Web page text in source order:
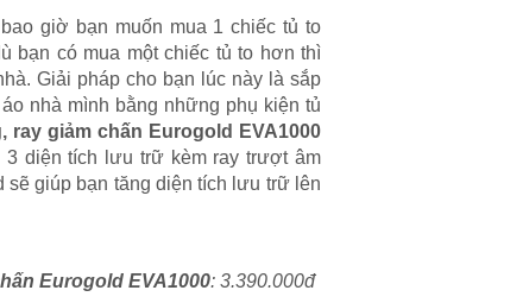
giờ bạn muốn mua 1 chiếc tủ to
bạn có mua một chiếc tủ to hơn thì
Giải pháp cho bạn lúc này là sắp
nhà mình bằng những phụ kiện tủ
ray giảm chấn Eurogold EVA1000
3 diện tích lưu trữ kèm ray trượt âm
sẽ giúp bạn tăng diện tích lưu trữ lên
Eurogold EVA1000: 3.390.000đ